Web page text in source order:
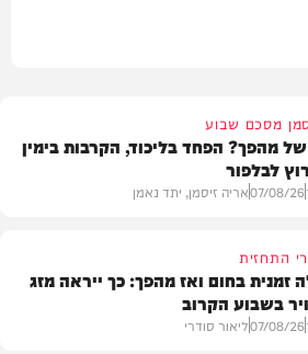
מסכם שבוע
מהפך? הפחד בליכוד, הקרבות בימין
לבלפור
07/08/26אריה זיסמן, יתד נאמן
התחזית
זמנית בחום ואז מהפך: כך ייראה מזג
בשבוע הקרוב
07/08/26ליאור סודרי